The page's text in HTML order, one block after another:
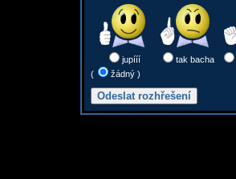
jupííí tak bacha
(
žádný )